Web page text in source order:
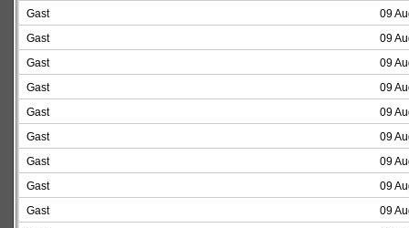
Gast
09
Gast
09
Gast
09
Gast
09
Gast
09
Gast
09
Gast
09
Gast
09
Gast
09